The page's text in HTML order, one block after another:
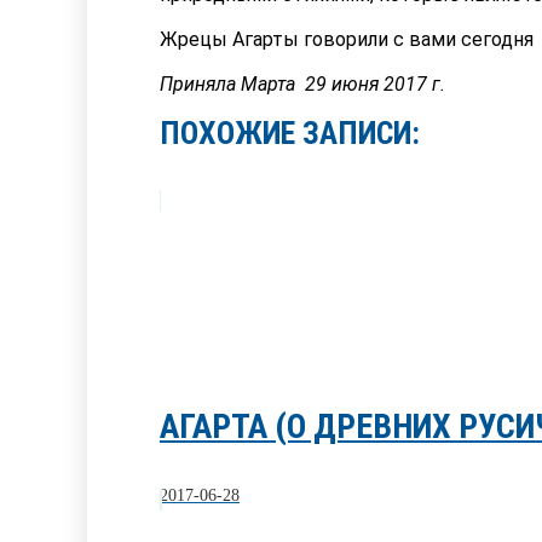
Жрецы Агарты говорили с вами сегодня
Приняла Марта 29 июня 2017 г.
ПОХОЖИЕ ЗАПИСИ:
АГАРТА (О ДРЕВНИХ
2017-06-28